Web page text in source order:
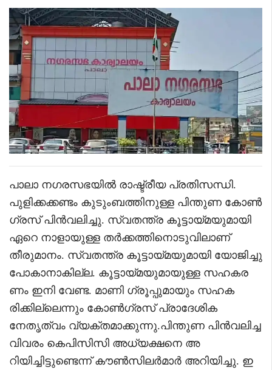
പാലാ നഗരസഭയിൽ രാഷ്ട്രീയ പ്രതിസന്ധി.
പുളിക്കക്കണ്ടം കുടുംബത്തിനുള്ള പിന്തുണ കോൺ
ഗ്രസ് പിൻവലിച്ചു. സ്വതന്ത്ര കൂട്ടായ്മയുമായി
ഏറെ നാളായുള്ള തര്‍ക്കത്തിനൊടുവിലാണ്
തീരുമാനം. സ്വതന്ത്ര കൂട്ടായ്മയുമായി യോജിച്ചു
പോകാനാകില്ല. കൂട്ടായ്മയുമായുള്ള സഹകര
ണം ഇനി വേണ്ട. മാണി ഗ്രൂപ്പുമായും സഹക
രിക്കില്ലെന്നും കോണ്‍ഗ്രസ് പ്രാദേശിക
നേതൃത്വം വ്യക്തമാക്കുന്നു.പിന്തുണ പിൻവലിച്ച
വിവരം കെപിസിസി അധ്യക്ഷനെ അ
റിയിച്ചിട്ടുണ്ടെന്ന് കൗൺസിലർമാർ അറിയിച്ചു. ഇ